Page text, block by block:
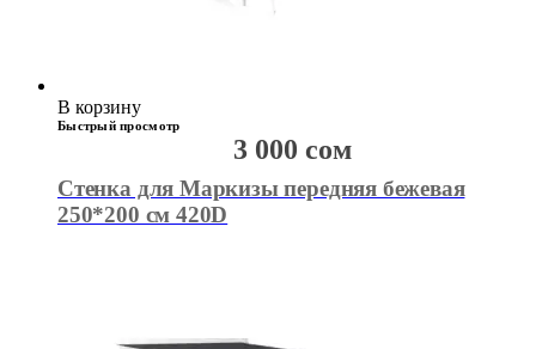
В корзину
Быстрый просмотр
Стенка для Маркизы передняя бежевая
250*200 см 420D
3 000 сом